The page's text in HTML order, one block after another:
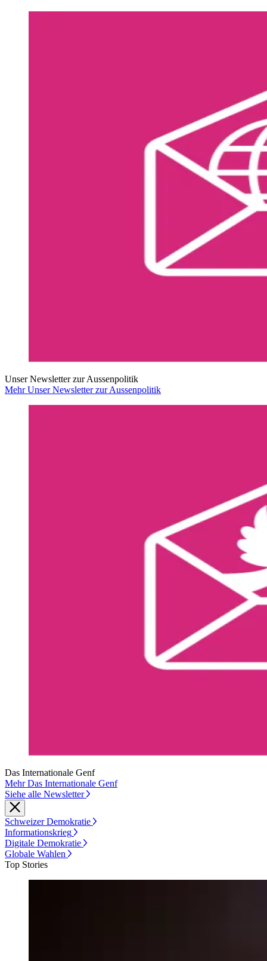
Unser Newsletter zur Aussenpolitik
Mehr Unser Newsletter zur Aussenpolitik
Das Internationale Genf
Mehr Das Internationale Genf
Siehe alle Newsletter
Schweizer Demokratie
Informationskrieg
Digitale Demokratie
Globale Wahlen
Top Stories